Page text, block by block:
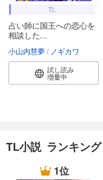
TL
占い師に国王への恋心を
相談した...
小山内慧夢 ノギカワ
試し読み
増量中
TL小説 ランキング
1位